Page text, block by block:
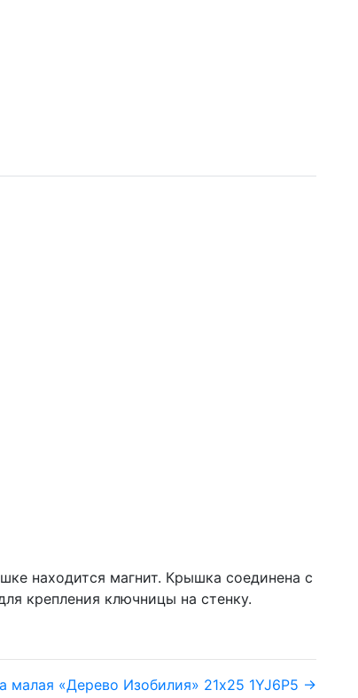
находится магнит. Крышка соединена с
крепления ключницы на стенку.
малая «Дерево Изобилия» 21х25 1YJ6P5 →